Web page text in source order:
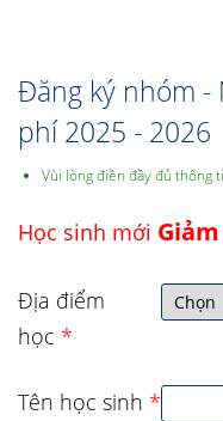
Đăng ký nhóm -
phí 2025 - 2026
Vùi lòng điền đầy đủ thông
Học sinh mới
Địa điểm
học *
Tên học sinh *